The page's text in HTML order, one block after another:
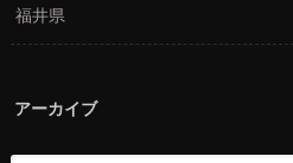
福井県
アーカイブ